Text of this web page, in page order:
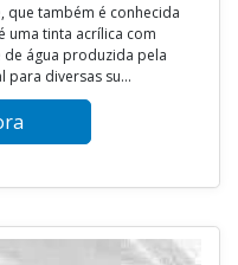
também é conhecida
uma tinta acrílica com
água produzida pela
para diversas su...